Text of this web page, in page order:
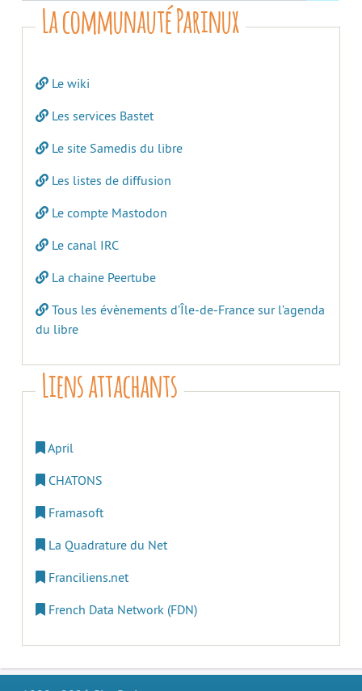
La communauté Parinux
Le wiki
Les services Bastet
Le site Samedis du libre
Les listes de diffusion
Le compte Mastodon
Le canal IRC
La chaine Peertube
Tous les évènements d’Île-de-France sur l’agenda
du libre
Liens attachants
April
CHATONS
Framasoft
La Quadrature du Net
Franciliens.net
French Data Network (FDN)